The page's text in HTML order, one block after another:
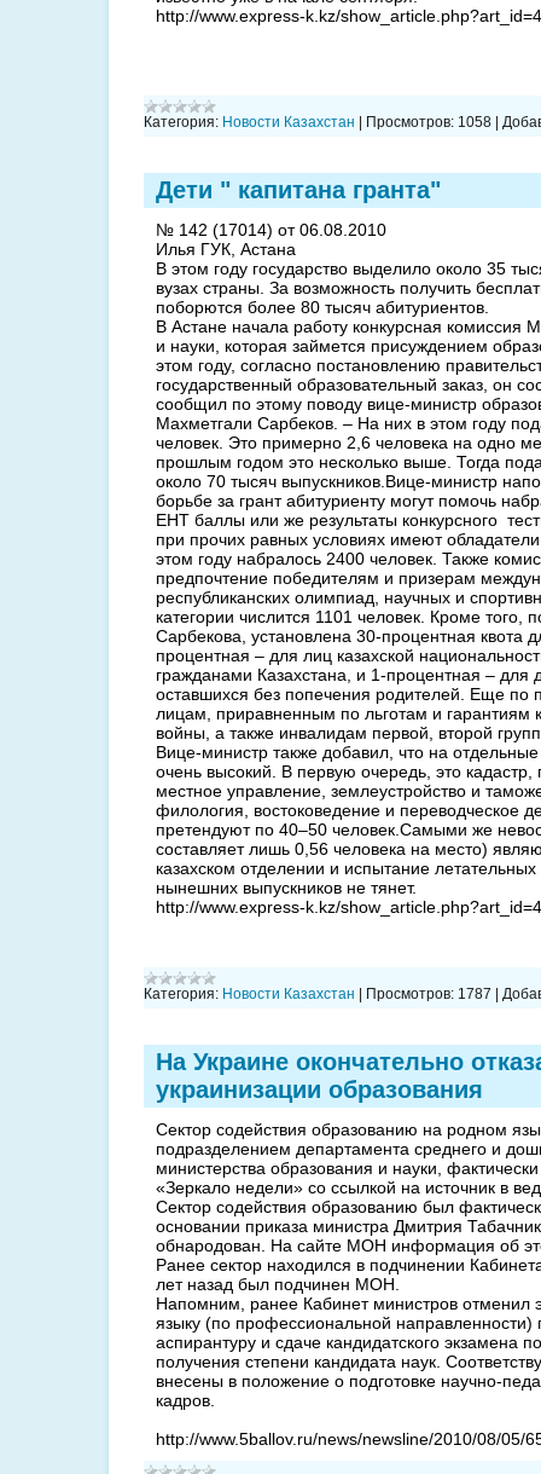
http://www.express-k.kz/
Категория: Новости Казахстан | Просмотров: 1058 |
Дети " капитана гранта"
№ 142 (17014) от 06.08.2010
Илья ГУК, Астана
В этом году государство выделило около 35
вузах страны. За возможность получить
поборются более 80 тысяч абитуриентов.
В Астане начала работу конкурсная комиссия
и науки, которая займется присуждением
этом году, согласно постановлению
государственный образовательный заказ, он
сообщил по этому поводу вице-министр
Махметгали Сарбеков. – На них в этом году
человек. Это примерно 2,6 человека на одно
прошлым годом это несколько выше. Тогда
около 70 тысяч выпускников.Вице-министр
борьбе за грант абитуриенту могут помочь
ЕНТ баллы или же результаты конкурсного
при прочих равных условиях имеют обладатели
этом году набралось 2400 человек. Также
предпочтение победителям и призерам
республиканских олимпиад, научных и
категории числится 1101 человек. Кроме того,
Сарбекова, установлена 30-процентная квота
процентная – для лиц казахской
гражданами Казахстана, и 1-процентная – для
оставшихся без попечения родителей. Еще по
лицам, приравненным по льготам и гарантиям
войны, а также инвалидам первой, второй
Вице-министр также добавил, что на отдельные
очень высокий. В первую очередь, это кадастр,
местное управление, землеустройство и
филология, востоковедение и переводческое
претендуют по 40–50 человек.Самыми же
составляет лишь 0,56 человека на место)
казахском отделении и испытание
нынешних выпускников не тянет.
http://www.express-k.kz/
Категория: Новости Казахстан | Просмотров: 1787 |
На Украине окончательно
украинизации образования
Сектор содействия образованию на родном
подразделением департамента среднего и
министерства образования и науки,
«Зеркало недели» со ссылкой на источник в
Сектор содействия образованию был
основании приказа министра Дмитрия
обнародован. На сайте МОН информация об
Ранее сектор находился в подчинении
лет назад был подчинен МОН.
Напомним, ранее Кабинет министров отменил
языку (по профессиональной направленности)
аспирантуру и сдаче кандидатского экзамена
получения степени кандидата наук.
внесены в положение о подготовке научно-
кадров.
http://www.5ballov.ru/news/newsline/2010/08/05/